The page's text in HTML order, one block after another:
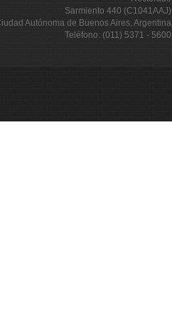
Sarmiento 440 (C1041AAJ)
Autónoma de Buenos Aires, Argentina
Teléfono: (011) 5371 - 5600